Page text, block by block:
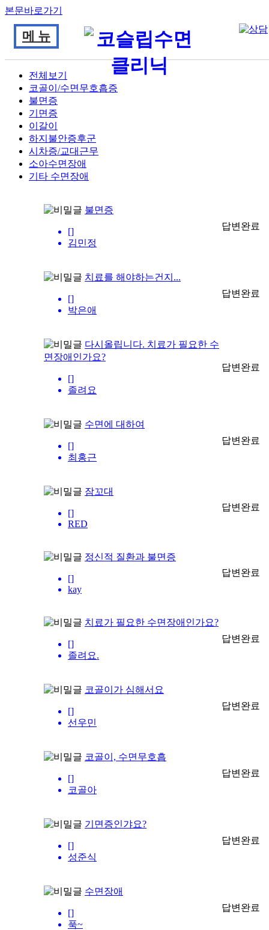
본문바로가기
메 뉴
전체보기
코골이/수면무호흡증
불면증
기면증
이갈이
하지불안증후군
시차증/교대근무
소아수면장애
기타 수면장애
불면증
[]
김민정
답변완료
치료를 해야하는건지...
[]
박은애
답변완료
다시올립니다. 치료가 필요한 수
면장애인가요?
[]
졸려요
답변완료
수면에 대하여
[]
최홍근
답변완료
잠꼬대
[]
RED
답변완료
정신적 질환과 불면증
[]
kay
답변완료
치료가 필요한 수면장애인가요?
[]
졸려요.
답변완료
코골이가 심해서요
[]
선우민
답변완료
코골이, 수면무호흡
[]
코골아
답변완료
기면증인갸요?
[]
성준식
답변완료
수면장애
[]
푹~
답변완료